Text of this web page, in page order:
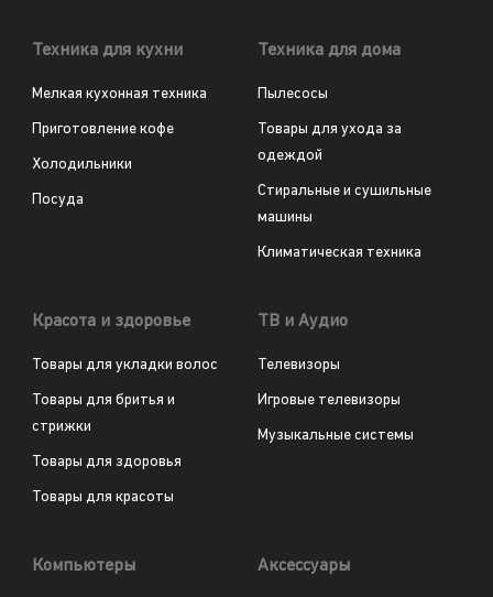
Техника для кухни
Мелкая кухонная техника
Приготовление кофе
Холодильники
Посуда
Техника для дома
Пылесосы
Товары для ухода за
одеждой
Стиральные и сушильные
машины
Климатическая техника
Красота и здоровье
Товары для укладки волос
Товары для бритья и
стрижки
Товары для здоровья
Товары для красоты
ТВ и Аудио
Телевизоры
Игровые телевизоры
Музыкальные системы
Компьютеры Аксессуары